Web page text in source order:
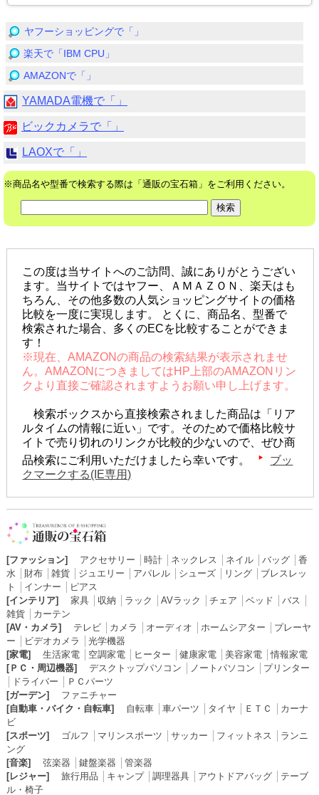
ヤフーショッピングで「」
楽天で「IBM CPU」
AMAZONで「」
YAMADA電機で「」
ビックカメラで「」
LAOXで「」
※商品名や型番で検索する際は「通販の宝石箱」をご利用ください。
この度は当サイトへのご訪問、誠にありがとうござい
ます。当サイトではヤフー、ＡＭＡＺＯＮ、楽天はも
ちろん、その他多数の人気ショッピングサイトの価格
比較を一度に実現します。 とくに、商品名、型番で
検索された場合、多くのECを比較することができま
す！
※現在、AMAZONの商品の検索結果が表示されませ
ん。AMAZONにつきましてはHP上部のAMAZONリン
クより直接ご確認されますようお願い申し上げます。
検索ボックスから直接検索されました商品は「リア
ルタイムの情報に近い」です。そのためで価格比較サ
イトで売り切れのリンクが比較的少ないので、ぜひ商
品検索にご利用いただけましたら幸いです。
ブッ
クマークする(IE専用)
[ファッション] アクセサリー 時計│ ネックレス ネイル│ バッグ│ 香
水
財布│ 雑貨│ ジュエリー アパレル│ シューズ│ リング│ ブレスレッ
ト
インナー
ピアス
[インテリア]
家具│ 収納 ラック AVラック チェア ベッド バス
雑貨│ カーテン
[AV・カメラ]
テレビ│ カメラ オーディオ ホームシアター
プレーヤ
ー
ビデオカメラ
光学機器
[家電]
生活家電│ 空調家電│ ヒーター 健康家電│ 美容家電│情報家電
[ＰＣ・周辺機器]
デスクトップパソコン ノートパソコン
プリンター
ドライバー
ＰＣパーツ
[ガーデン]
ファニチャー
[自動車・バイク・自転車]
自転車│ 車パーツ タイヤ ＥＴＣ
カーナ
ビ
[スポーツ]
ゴルフ マリンスポーツ サッカー フィットネス
ランニ
ング
[音楽]
弦楽器 鍵盤楽器
管楽器
[レジャー]
旅行用品 キャンプ│ 調理器具│ アウトドアバッグ│ テーブ
ル・椅子